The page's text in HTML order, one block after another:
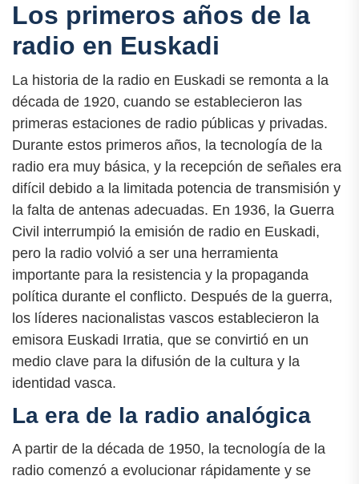
Los primeros años de la
radio en Euskadi
La historia de la radio en Euskadi se remonta a la
década de 1920, cuando se establecieron las
primeras estaciones de radio públicas y privadas.
Durante estos primeros años, la tecnología de la
radio era muy básica, y la recepción de señales era
difícil debido a la limitada potencia de transmisión y
la falta de antenas adecuadas. En 1936, la Guerra
Civil interrumpió la emisión de radio en Euskadi,
pero la radio volvió a ser una herramienta
importante para la resistencia y la propaganda
política durante el conflicto. Después de la guerra,
los líderes nacionalistas vascos establecieron la
emisora Euskadi Irratia, que se convirtió en un
medio clave para la difusión de la cultura y la
identidad vasca.
La era de la radio analógica
A partir de la década de 1950, la tecnología de la
radio comenzó a evolucionar rápidamente y se